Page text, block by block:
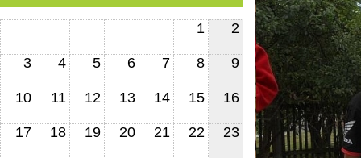
1 2
3 4 5 6 7 8 9
10 11 12 13 14 15 16
17 18 19 20 21 22 23